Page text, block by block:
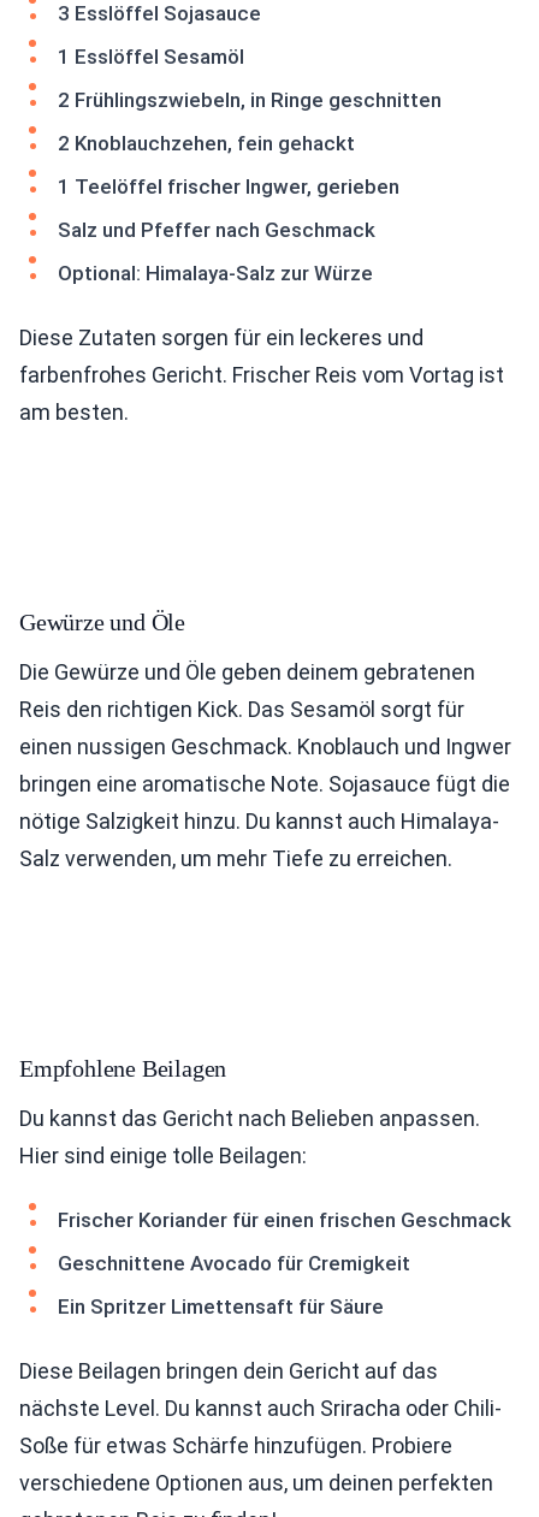
3 Esslöffel Sojasauce
1 Esslöffel Sesamöl
2 Frühlingszwiebeln, in Ringe geschnitten
2 Knoblauchzehen, fein gehackt
1 Teelöffel frischer Ingwer, gerieben
Salz und Pfeffer nach Geschmack
Optional: Himalaya-Salz zur Würze
Diese Zutaten sorgen für ein leckeres und
farbenfrohes Gericht. Frischer Reis vom Vortag ist
am besten.
Gewürze und Öle
Die Gewürze und Öle geben deinem gebratenen
Reis den richtigen Kick. Das Sesamöl sorgt für
einen nussigen Geschmack. Knoblauch und Ingwer
bringen eine aromatische Note. Sojasauce fügt die
nötige Salzigkeit hinzu. Du kannst auch Himalaya-
Salz verwenden, um mehr Tiefe zu erreichen.
Empfohlene Beilagen
Du kannst das Gericht nach Belieben anpassen.
Hier sind einige tolle Beilagen:
Frischer Koriander für einen frischen Geschmack
Geschnittene Avocado für Cremigkeit
Ein Spritzer Limettensaft für Säure
Diese Beilagen bringen dein Gericht auf das
nächste Level. Du kannst auch Sriracha oder Chili-
Soße für etwas Schärfe hinzufügen. Probiere
verschiedene Optionen aus, um deinen perfekten